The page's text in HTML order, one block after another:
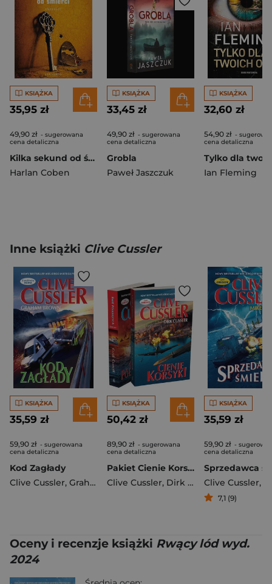
KSIĄŻKA
35,95 zł
49,90 zł - sugerowana
cena detaliczna
Kilka sekund od śmierci
Harlan Coben
KSIĄŻKA
33,45 zł
49,90 zł - sugerowana
cena detaliczna
Grobla
Paweł Jaszczuk
KSIĄŻKA
32,60 zł
54,90 zł -
cena detaliczna
Ian Fleming
Inne książki Clive Cussler
KSIĄŻKA
35,59 zł
59,90 zł - sugerowana
cena detaliczna
Kod Zagłady
Clive Cussler, Graham Brown
KSIĄŻKA
50,42 zł
89,90 zł - sugerowana
cena detaliczna
Pakiet Cienie Korsyki / Świt półksiężyca
Clive Cussler, Dirk Cussler
KSIĄŻKA
35,59 zł
59,90 zł -
cena detaliczna
Clive Cussler,
7,1 (9)
Oceny i recenzje książki Rwący lód wyd.
2024